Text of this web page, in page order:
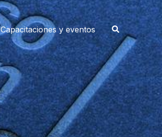
Capacitaciones y eventos